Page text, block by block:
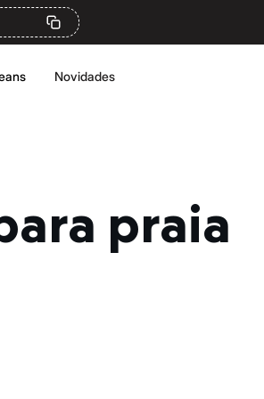
Novidades
praia